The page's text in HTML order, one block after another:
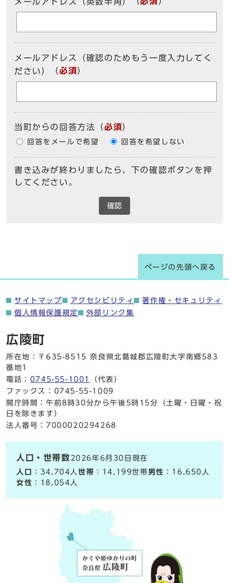
メールアドレス（英数半角）
メールアドレス（確認のためもう一度入力してく
ださい）
（必須）
当町からの回答方法 （必須）
回答をメールで希望 回答を希望しない
書き込みが終わりましたら、下の確認ボタンを押
してください。
確認
ページの先頭へ戻る
サイトマップ アクセシビリティ
著作権・セキュリティ
個人情報保護規定
外部リンク集
広陵町
所在地：〒635-8515 奈良県北葛城郡広陵町大字南郷583
番地1
電話： 0745-55-1001
（代表）
ファックス：0745-55-1009
開庁時間：午前8時30分から午後5時15分（土曜・日曜・祝
日を除きます）
法人番号：7000020294268
人口・世帯数 2026年6月30日現在
人口
：34,704人世帯 ：14,199世帯男性 ：16,650人
女性 ：18,054人